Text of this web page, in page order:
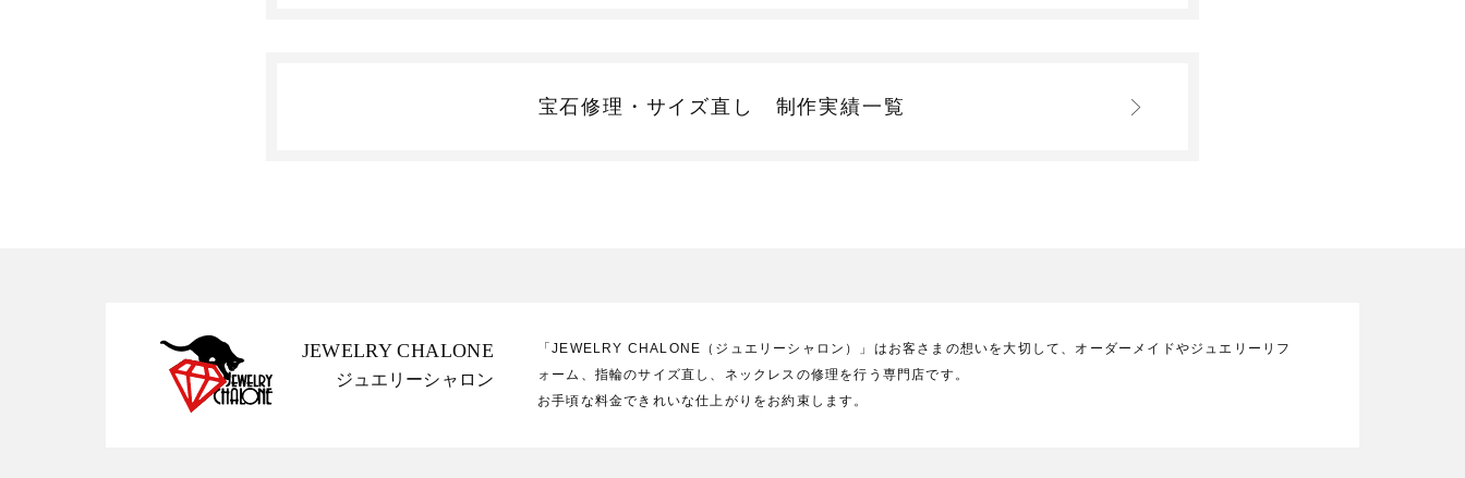
宝石修理・サイズ直し 制作実績一覧
JEWELRY CHALONE
ジュエリーシャロン
「JEWELRY CHALONE（ジュエリーシャロン）」はお客さまの想いを大切して、オーダーメイドやジュエリーリフ
ォーム、指輪のサイズ直し、ネックレスの修理を行う専門店です。
お手頃な料金できれいな仕上がりをお約束します。